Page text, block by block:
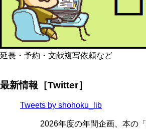
延長・予約・文献複写依頼など
最新情報［Twitter］
Tweets by shohoku_lib
2026年度の年間企画、本の